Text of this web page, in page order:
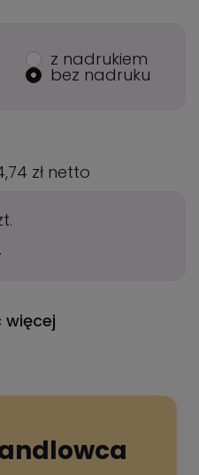
z nadrukiem
bez nadruku
zł netto
więcej